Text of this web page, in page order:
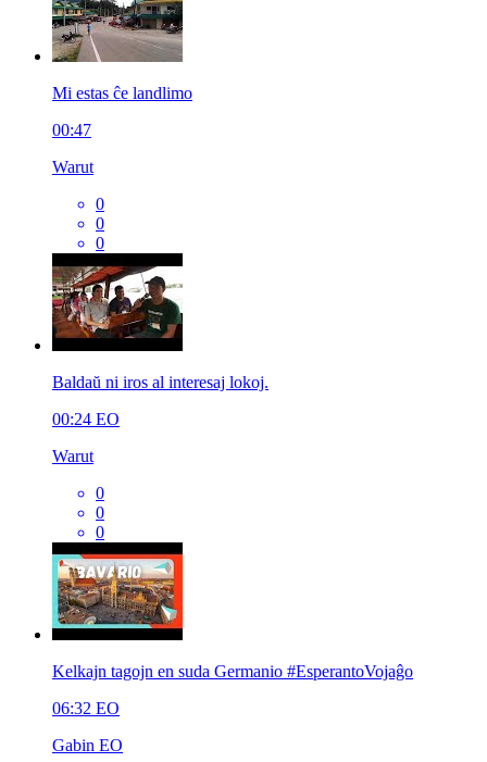
Mi estas ĉe landlimo
00:47
Warut
0
0
0
Baldaŭ ni iros al interesaj lokoj.
00:24 EO
Warut
0
0
0
Kelkajn tagojn en suda Germanio #EsperantoVojaĝo
06:32 EO
Gabin EO